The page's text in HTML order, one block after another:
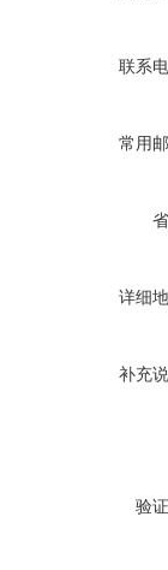
联系
常用
详细
补充
验